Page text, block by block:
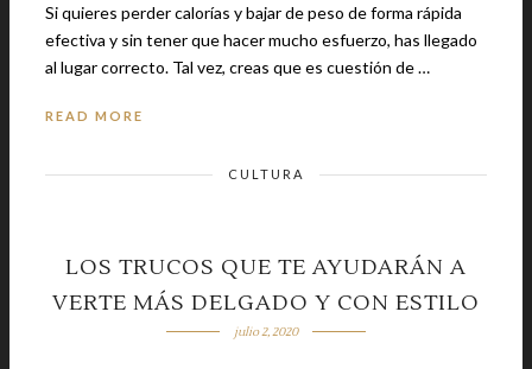
Si quieres perder calorías y bajar de peso de forma rápida
efectiva y sin tener que hacer mucho esfuerzo, has llegado
al lugar correcto. Tal vez, creas que es cuestión de …
READ MORE
CULTURA
LOS TRUCOS QUE TE AYUDARÁN A
VERTE MÁS DELGADO Y CON ESTILO
julio 2, 2020